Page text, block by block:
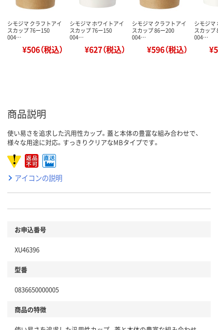
シモジマ クラフトアイ
スカップ 76ー150
004…
¥506（税込）
シモジマ ホワイトアイ
スカップ 76ー150
004…
¥627（税込）
シモジマ クラフトアイ
スカップ 86ー200
004…
¥596（税込）
シモジマ
スカップ
004…
商品説明
使い易さを追求した汎用性カップ。蓋と本体の豊富な組み合わせで、
様々な用途に対応。すっきりクリアなMBタイプです。
アイコンの説明
お申込番号
XU46396
型番
0836650000005
商品の特徴